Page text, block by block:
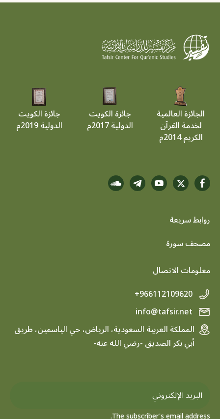
الجائزة العالمية
لخدمة القرآن
الكريم 2014م
جائزة الكويت
الدولية 2017م
جائزة الكويت
الدولية 2019م
روابط سريعة
footer menu
مصحف سورة
معلومات الاتصال
+966112109620
المملكة العربية السعودية، الرياض، حي الياسمين، طريق
أبي بكر الصديق -رضي الله عنه-
The subscriber's email address.